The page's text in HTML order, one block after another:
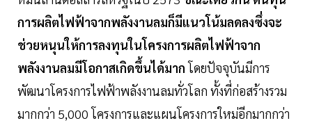
การผลิตไฟฟ้าจากพลังงานลมก็มีแนวโน้มลดลงซึ่งจะ
ช่วยหนุนให้การลงทุนในโครงการผลิตไฟฟ้าจาก
พลังงานลมมีโอกาสเกิดขึ้นได้มากโดยปัจจุบันมีการ
พัฒนาโครงการไฟฟ้าพลังงานลมทั่วโลก ทั้งที่ก่อสร้างรวม
มากกว่า 5,000 โครงการและแผนโครงการใหม่อีกมากกว่า